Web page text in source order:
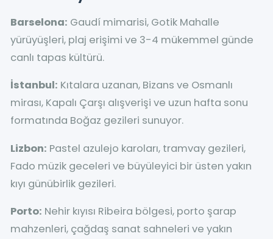
Barselona: Gaudí mimarisi, Gotik Mahalle
yürüyüşleri, plaj erişimi ve 3-4 mükemmel günde
canlı tapas kültürü.
İstanbul: Kıtalara uzanan, Bizans ve Osmanlı
mirası, Kapalı Çarşı alışverişi ve uzun hafta sonu
formatında Boğaz gezileri sunuyor.
Lizbon: Pastel azulejo karoları, tramvay gezileri,
Fado müzik geceleri ve büyüleyici bir üsten yakın
kıyı günübirlik gezileri.
Porto: Nehir kıyısı Ribeira bölgesi, porto şarap
mahzenleri, çağdaş sanat sahneleri ve yakın